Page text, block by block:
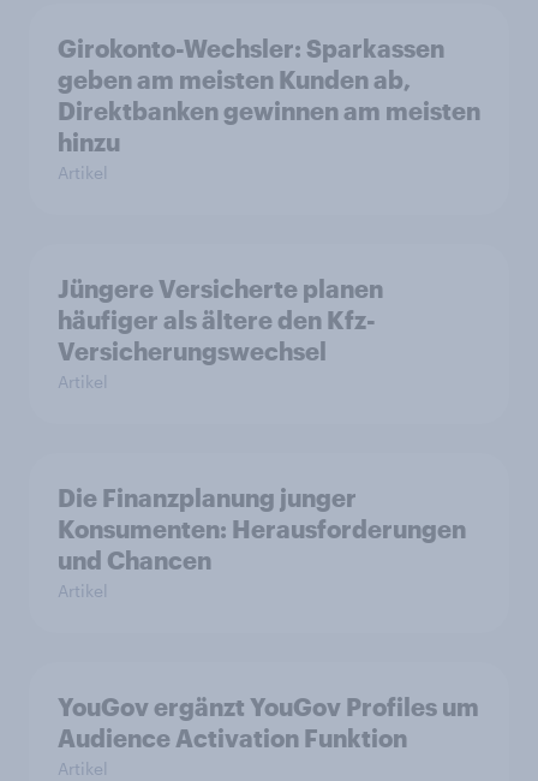
Girokonto-Wechsler: Sparkassen
geben am meisten Kunden ab,
Direktbanken gewinnen am meisten
hinzu
Artikel
Jüngere Versicherte planen
häufiger als ältere den Kfz-
Versicherungswechsel
Artikel
Die Finanzplanung junger
Konsumenten: Herausforderungen
und Chancen
Artikel
YouGov ergänzt YouGov Profiles um
Audience Activation Funktion
Artikel